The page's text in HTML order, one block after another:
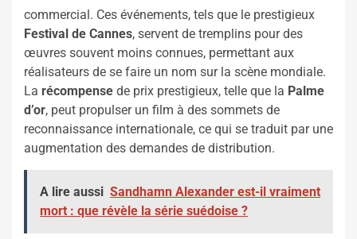
commercial. Ces événements, tels que le prestigieux
Festival de Cannes, servent de tremplins pour des
œuvres souvent moins connues, permettant aux
réalisateurs de se faire un nom sur la scène mondiale.
La récompense de prix prestigieux, telle que la Palme
d’or, peut propulser un film à des sommets de
reconnaissance internationale, ce qui se traduit par une
augmentation des demandes de distribution.
A lire aussi Sandhamn Alexander est-il vraiment
mort : que révèle la série suédoise ?